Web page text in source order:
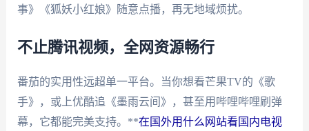
事》《狐妖小红娘》随意点播，再无地域烦扰。
不止腾讯视频，全网资源畅行
番茄的实用性远超单一平台。当你想看芒果TV的《歌
手》，或上优酷追《墨雨云间》，甚至用哔哩哔哩刷弹
幕，它都能完美支持。**在国外用什么网站看国内电视